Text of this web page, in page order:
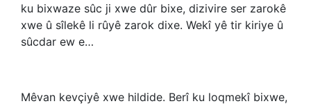
ku bixwaze sûc ji xwe dûr bixe, dizivire ser zarokê
xwe û sîlekê li rûyê zarok dixe. Wekî yê tir kiriye û
sûcdar ew e…
Mêvan kevçiyê xwe hildide. Berî ku loqmekî bixwe,